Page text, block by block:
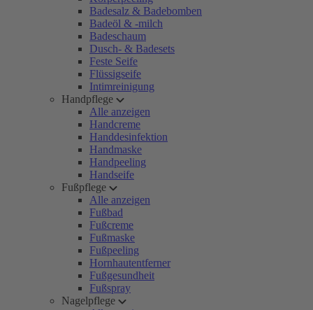
Badesalz & Badebomben
Badeöl & -milch
Badeschaum
Dusch- & Badesets
Feste Seife
Flüssigseife
Intimreinigung
Handpflege
Alle anzeigen
Handcreme
Handdesinfektion
Handmaske
Handpeeling
Handseife
Fußpflege
Alle anzeigen
Fußbad
Fußcreme
Fußmaske
Fußpeeling
Hornhautentferner
Fußgesundheit
Fußspray
Nagelpflege